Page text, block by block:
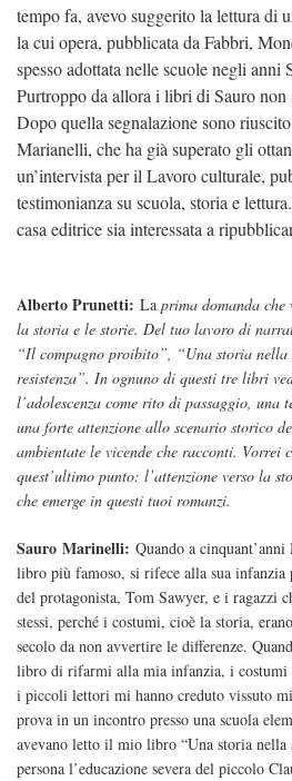
tempo fa, avevo suggerito la lettura di
la cui opera, pubblicata da Fabbri,
spesso adottata nelle scuole negli anni
Purtroppo da allora i libri di Sauro non
Dopo quella segnalazione sono
Marianelli, che ha già superato gli
un’intervista per il Lavoro culturale,
testimonianza su scuola, storia e
casa editrice sia interessata a
Alberto Prunetti: La prima domanda
la storia e le storie. Del tuo lavoro di
“Il compagno proibito”, “Una storia
resistenza”. In ognuno di questi tre libri
l’adolescenza come rito di passaggio, una
una forte attenzione allo scenario storico
ambientate le vicende che racconti. Vorrei
quest’ultimo punto: l’attenzione verso la
che emerge in questi tuoi romanzi.
Sauro Marinelli: Quando a
libro più famoso, si rifece alla sua infanzia
del protagonista, Tom Sawyer, e i ragazzi
stessi, perché i costumi, cioè la storia,
secolo da non avvertire le differenze.
libro di rifarmi alla mia infanzia, i costumi
i piccoli lettori mi hanno creduto vissuto
prova in un incontro presso una scuola
avevano letto il mio libro “Una storia
persona l’educazione severa del piccolo